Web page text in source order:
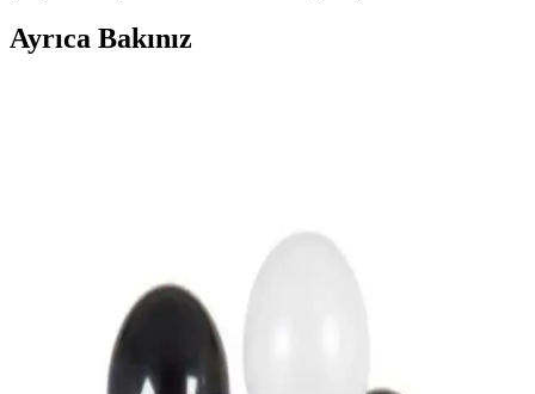
Ayrıca Bakınız
Gökkuşağı Kapı Süsü ile Evinize Renk Katmanın
Yolları ve Dekorasyon İpuçları
Gökkuşağı kapı süsleri, renkli ve enerjik detaylar ile evinizin girişini
sıcak ve canlı hale getirir. Farklı malzeme ve tasarımlarla, özgün